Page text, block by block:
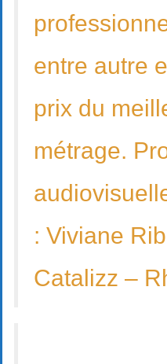
entre autre
prix du
métrage.
: Viviane
Catalizz –